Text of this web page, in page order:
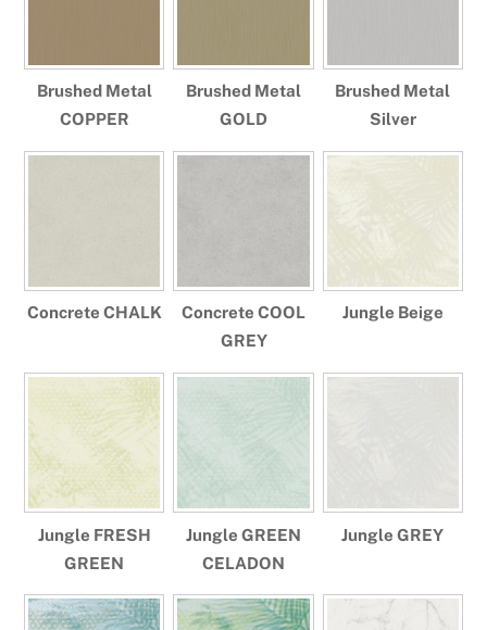
Brushed Metal
COPPER
Brushed Metal
GOLD
Brushed Metal
Silver
Concrete CHALK
Concrete COOL
GREY
Jungle Beige
Jungle FRESH
GREEN
Jungle GREEN
CELADON
Jungle GREY